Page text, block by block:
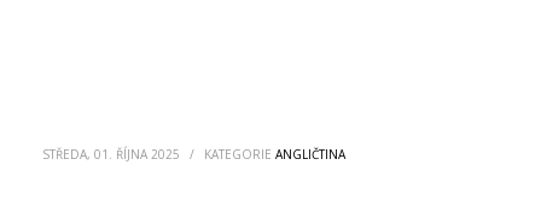
STŘEDA, 01. ŘÍJNA 2025 / KATEGORIE ANGLIČTINA